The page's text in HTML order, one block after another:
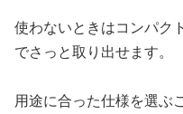
使わないときはコンパク
でさっと取り出せます。
用途に合った仕様を選ぶ